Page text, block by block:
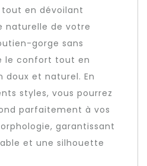
en dévoilant
naturelle de votre
gorge sans
le confort tout en
doux et naturel. En
styles, vous pourrez
parfaitement à vos
garantissant
et une silhouette